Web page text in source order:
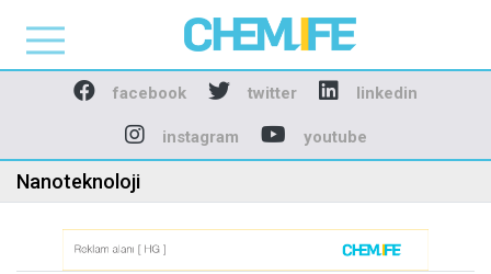
Chemlife - Basılı ve
facebook twitter linkedin
instagram youtube
Nanoteknoloji